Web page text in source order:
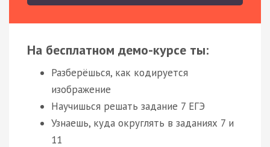
На бесплатном демо-курсе ты:
Разберёшься, как кодируется
изображение
Научишься решать задание 7 ЕГЭ
Узнаешь, куда округлять в заданиях 7 и
11